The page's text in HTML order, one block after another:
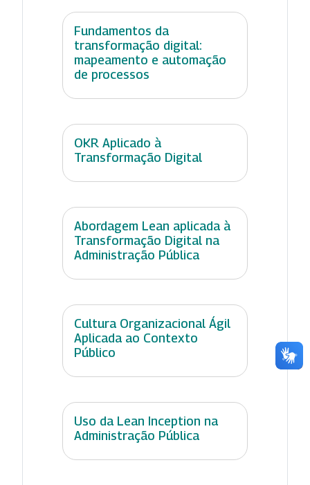
Fundamentos da
transformação digital:
mapeamento e automação
de processos
OKR Aplicado à
Transformação Digital
Abordagem Lean aplicada à
Transformação Digital na
Administração Pública
Cultura Organizacional Ágil
Aplicada ao Contexto
Público
Uso da Lean Inception na
Administração Pública